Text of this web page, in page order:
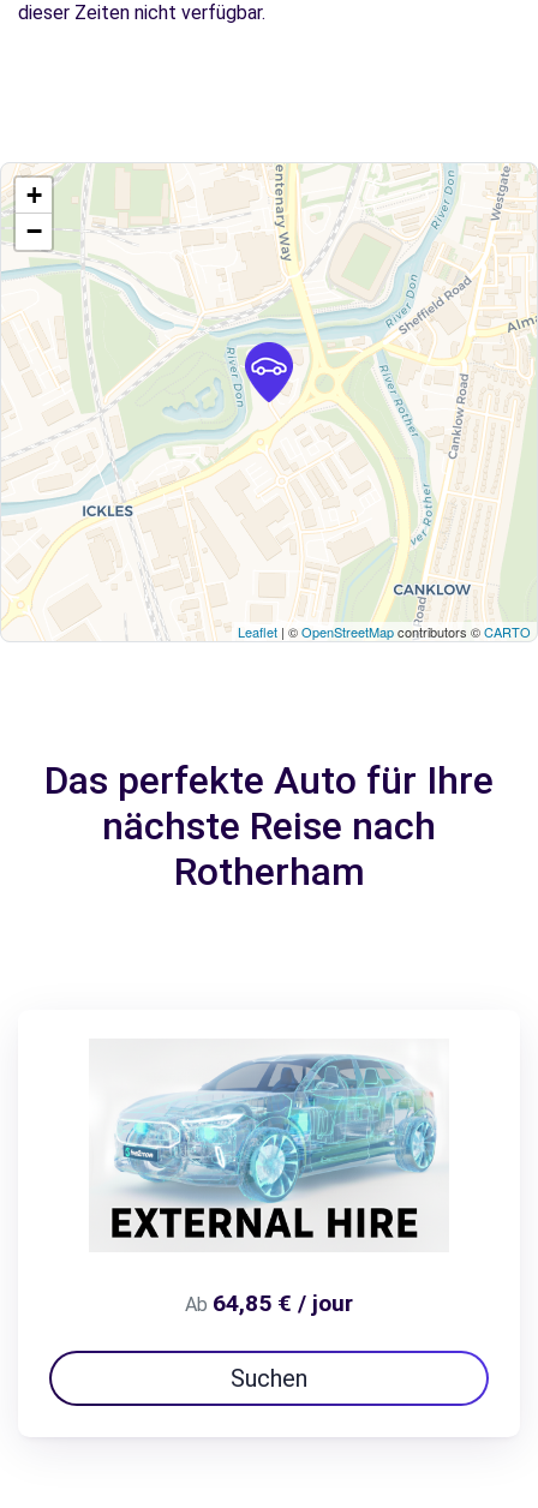
dieser Zeiten nicht verfügbar.
+
−
Leaflet | ©OpenStreetMapcontributors ©CARTO
Das perfekte Auto für Ihre
nächste Reise nach
Rotherham
Ab 64,85 € / jour
Suchen